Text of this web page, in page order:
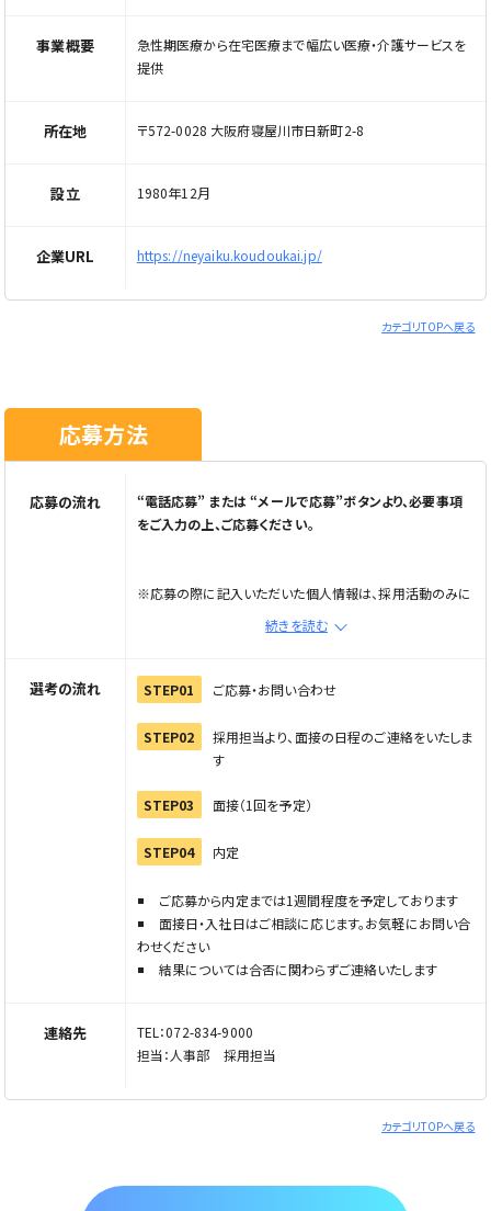
事業概要
急性期医療から在宅医療まで幅広い医療・介護サービスを
提供
所在地 〒572-0028 大阪府寝屋川市日新町2-8
設立 1980年12月
企業URL https://neyaiku.koudoukai.jp/
カテゴリTOPへ戻る
応募方法
応募の流れ
“電話応募” または “メールで応募”ボタンより、必要事項
をご入力の上、ご応募ください。
※応募の際に記入いただいた個人情報は、採用活動のみに
使用し第三者への開示・提供はいたしません
※メール応募の場合は、メールで応募ボタンから応募フォー
※電話でご応募の際は「Elabel（えらべる）を見た」とお伝
えください
続きを読む
選考の流れ STEP01 ご応募・お問い合わせ
STEP02
採用担当より、面接の日程のご連絡をいたしま
す
STEP03 面接（1回を予定）
STEP04 内定
ご応募から内定までは1週間程度を予定しております
面接日・入社日はご相談に応じます。お気軽にお問い合
わせください
結果については合否に関わらずご連絡いたします
連絡先
TEL：072-834-9000
担当：人事部 採用担当
カテゴリTOPへ戻る